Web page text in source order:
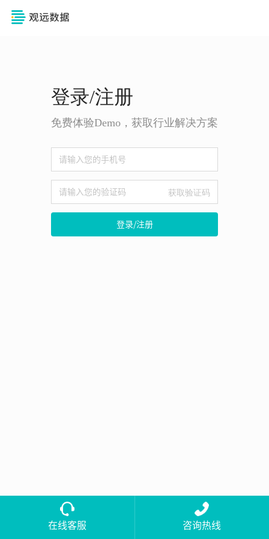
登录/注册
免费体验Demo，获取行业解决方案
获取验证码
登录/注册
在线客服 咨询热线